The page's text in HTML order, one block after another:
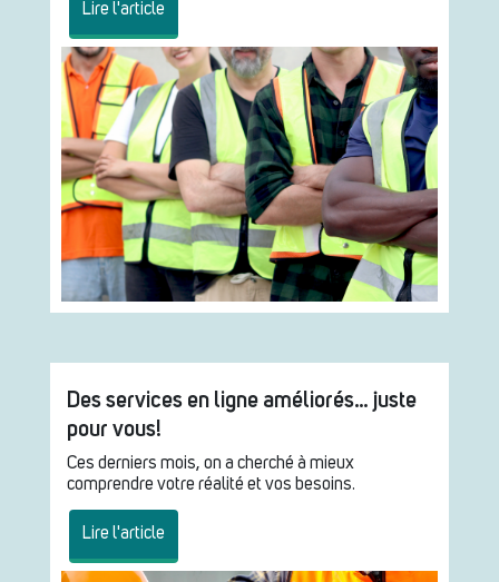
Lire l'article
Des services en ligne améliorés… juste
pour vous!
Ces derniers mois, on a cherché à mieux
comprendre votre réalité et vos besoins.
Lire l'article